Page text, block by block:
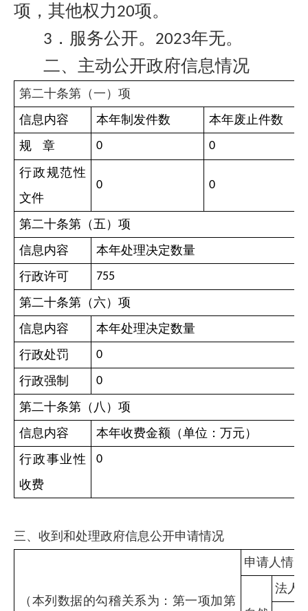
项，其他权力20项。
3 ．服务公开。 2023年无。
二、主动公开政府信息情况
第二十条第（一）项
信息内容
本年制发件数 本年废止件数
规
章 0 0
行政规范性
文件
0 0
第二十条第（五）项
信息内容
本年处理决定数量
行政许可
755
第二十条第（六）项
信息内容
本年处理决定数量
行政处罚
0
行政强制 0
第二十条第（八）项
信息内容
本年收费金额（单位：万元）
行政事业性
收费
0
三、收到和处理政府信息公开申请情况
（本列数据的勾稽关系为：第一项加第
申请人情况
法人